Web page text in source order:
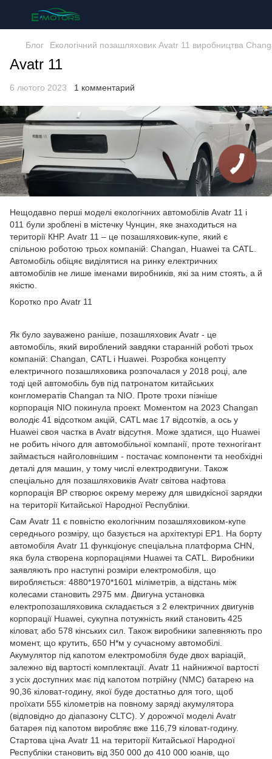
Блог Екологічний позашляховик Avatr 11 виробництва
Avatr 11
6 лютого 2023 1 комментарий
Нещодавно перші моделі екологічних автомобілів Avatr 11 і
011 були зроблені в містечку Чунцин, яке знаходиться на
території КНР. Avatr 11 – це позашляховик-купе, який є
спільною роботою трьох компаній: Changan, Huawei та CATL.
Автомобіль обіцяє виділятися на ринку електричних
автомобілів не лише іменами виробників, які за ним стоять, а й
якістю.
Коротко про Avatr 11
Як було зауважено раніше, позашляховик Avatr - це
автомобіль, який вироблений завдяки старанній роботі трьох
компаній: Changan, CATL і Huawei. Розробка концепту
електричного позашляховика розпочалася у 2018 році, але
тоді цей автомобіль був під патронатом китайських
конгломератів Changan та NIO. Проте трохи пізніше
корпорація NIO покинула проект. Моментом на 2023 Changan
володіє 41 відсотком акцій, CATL має 17 відсотків, а ось у
Huawei своя частка в Avatr відсутня. Може здатися, що Huawei
не робить нічого для автомобільної компанії, проте техногігант
займається найголовнішим - постачає компоненти та необхідні
деталі для машин, у тому числі електродвигуни. Також
спеціально для позашляховиків Avatr світова нафтова
корпорація BP створює окрему мережу для швидкісної зарядки
на території Китайської Народної Республіки.
Сам Avatr 11 є повністю екологічним позашляховиком-купе
середнього розміру, що базується на архітектурі EP1. На борту
автомобіля Avatr 11 функціонує спеціальна платформа CHN,
яка була створена корпораціями Huawei та CATL. Виробники
заявляють про наступні розміри електромобіля, що
виробляється: 4880*1970*1601 міліметрів, а відстань між
колесами становить 2975 мм. Двигуна установка
електропозашляховика складається з 2 електричних двигунів
корпорації Huawei, сукупна потужність який становить 425
кіловат, або 578 кінських сил. Також виробники запевняють про
момент, що крутить, 650 Н*м у сучасному автомобілі.
Акумулятор під капотом електромобіля буде двох варіацій,
залежно від вартості комплектації. Avatr 11 найнижчої вартості
з усіх доступних має під капотом потрійну (NMC) батарею на
90,36 кіловат-годину, якої буде достатньо для того, щоб
проїхати 555 кілометрів на повному заряді акумулятора
(відповідно до діапазону CLTC). У дорожчої моделі Avatr
батарея під капотом виробляє вже 116,79 кіловат-годину.
Стартова ціна Avatr 11 на території Китайської Народної
Республіки становить від 350 000 до 410 000 юанів, що